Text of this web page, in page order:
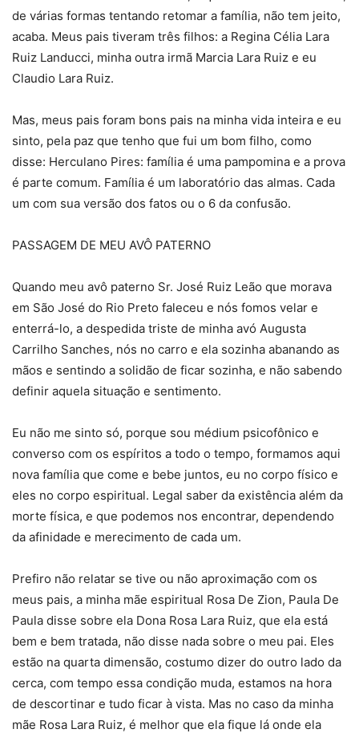
de várias formas tentando retomar a família, não tem jeito,
acaba. Meus pais tiveram três filhos: a Regina Célia Lara
Ruiz Landucci, minha outra irmã Marcia Lara Ruiz e eu
Claudio Lara Ruiz.
Mas, meus pais foram bons pais na minha vida inteira e eu
sinto, pela paz que tenho que fui um bom filho, como
disse: Herculano Pires: família é uma pampomina e a prova
é parte comum. Família é um laboratório das almas. Cada
um com sua versão dos fatos ou o 6 da confusão.
PASSAGEM DE MEU AVÔ PATERNO
Quando meu avô paterno Sr. José Ruiz Leão que morava
em São José do Rio Preto faleceu e nós fomos velar e
enterrá-lo, a despedida triste de minha avó Augusta
Carrilho Sanches, nós no carro e ela sozinha abanando as
mãos e sentindo a solidão de ficar sozinha, e não sabendo
definir aquela situação e sentimento.
Eu não me sinto só, porque sou médium psicofônico e
converso com os espíritos a todo o tempo, formamos aqui
nova família que come e bebe juntos, eu no corpo físico e
eles no corpo espiritual. Legal saber da existência além da
morte física, e que podemos nos encontrar, dependendo
da afinidade e merecimento de cada um.
Prefiro não relatar se tive ou não aproximação com os
meus pais, a minha mãe espiritual Rosa De Zion, Paula De
Paula disse sobre ela Dona Rosa Lara Ruiz, que ela está
bem e bem tratada, não disse nada sobre o meu pai. Eles
estão na quarta dimensão, costumo dizer do outro lado da
cerca, com tempo essa condição muda, estamos na hora
de descortinar e tudo ficar à vista. Mas no caso da minha
mãe Rosa Lara Ruiz, é melhor que ela fique lá onde ela